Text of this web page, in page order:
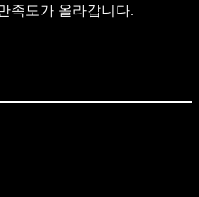
족도가 올라갑니다.